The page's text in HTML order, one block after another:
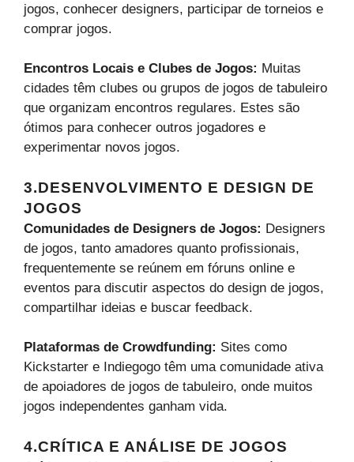
jogos, conhecer designers, participar de torneios e
comprar jogos.
Encontros Locais e Clubes de Jogos: Muitas
cidades têm clubes ou grupos de jogos de tabuleiro
que organizam encontros regulares. Estes são
ótimos para conhecer outros jogadores e
experimentar novos jogos.
3.DESENVOLVIMENTO E DESIGN DE
JOGOS
Comunidades de Designers de Jogos: Designers
de jogos, tanto amadores quanto profissionais,
frequentemente se reúnem em fóruns online e
eventos para discutir aspectos do design de jogos,
compartilhar ideias e buscar feedback.
Plataformas de Crowdfunding: Sites como
Kickstarter e Indiegogo têm uma comunidade ativa
de apoiadores de jogos de tabuleiro, onde muitos
jogos independentes ganham vida.
4.CRÍTICA E ANÁLISE DE JOGOS